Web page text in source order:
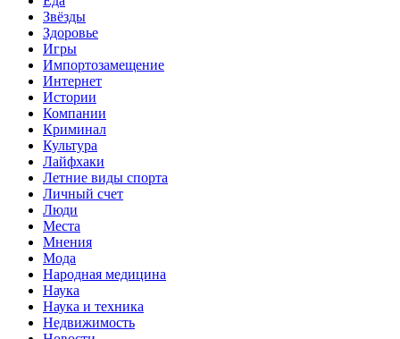
Звёзды
Здоровье
Игры
Импортозамещение
Интернет
Истории
Компании
Криминал
Культура
Лайфхаки
Летние виды спорта
Личный счет
Люди
Места
Мнения
Мода
Народная медицина
Наука
Наука и техника
Недвижимость